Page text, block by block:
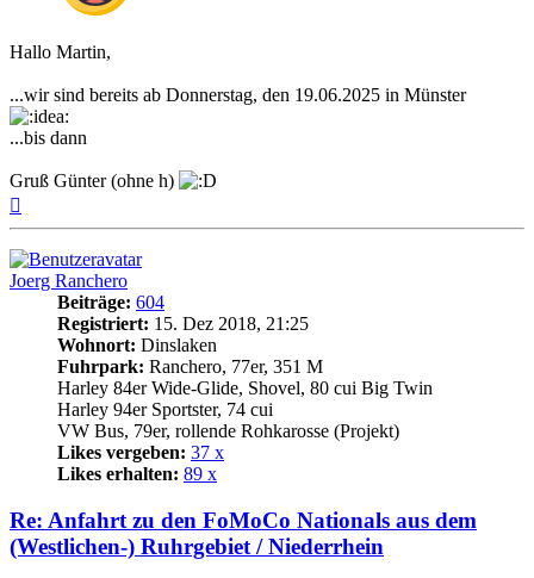
Hallo Martin,
...wir sind bereits ab Donnerstag, den 19.06.2025 in Münster
...bis dann
Gruß Günter (ohne h)
Joerg Ranchero
Beiträge: 604
Registriert: 15. Dez 2018, 21:25
Wohnort: Dinslaken
Fuhrpark: Ranchero, 77er, 351 M
Harley 84er Wide-Glide, Shovel, 80 cui Big Twin
Harley 94er Sportster, 74 cui
VW Bus, 79er, rollende Rohkarosse (Projekt)
Likes vergeben: 37 x
Likes erhalten: 89 x
Re: Anfahrt zu den FoMoCo Nationals aus dem
(Westlichen-) Ruhrgebiet / Niederrhein